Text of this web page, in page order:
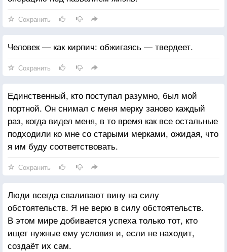
Сохранить
Человек — как кирпич: обжигаясь — твердеет.
Сохранить
Единственный, кто поступал разумно, был мой
портной. Он снимал с меня мерку заново каждый
раз, когда видел меня, в то время как все остальные
подходили ко мне со старыми мерками, ожидая, что
я им буду соответствовать.
Сохранить
Люди всегда сваливают вину на силу
обстоятельств. Я не верю в силу обстоятельств.
В этом мире добивается успеха только тот, кто
ищет нужные ему условия и, если не находит,
создаёт их сам.